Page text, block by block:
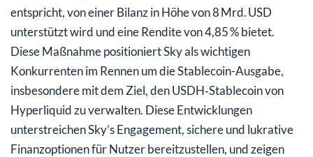
Fazit
entspricht, von einer Bilanz in Höhe von 8 Mrd. USD
unterstützt wird und eine Rendite von 4,85 % bietet.
Diese Maßnahme positioniert Sky als wichtigen
Konkurrenten im Rennen um die Stablecoin-Ausgabe,
insbesondere mit dem Ziel, den USDH‑Stablecoin von
Hyperliquid zu verwalten. Diese Entwicklungen
unterstreichen Sky’s Engagement, sichere und lukrative
Finanzoptionen für Nutzer bereitzustellen, und zeigen